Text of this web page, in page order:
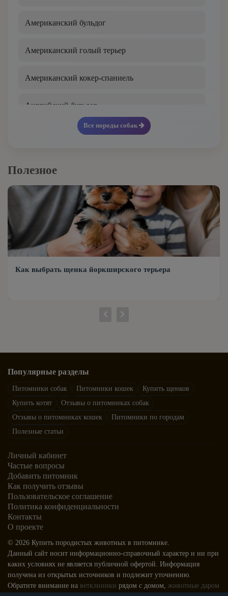
Бельгийский гриффон
Бернский зенненхунд
Бивер йорк
Бигль
Бишон фризе
Бостон-терьер
Бриар
Бульдог кампейро
Бультерьер
Веймаранер
Вельш-корги кардиган
Вельш-корги пемброк
Американский бульдог
Американский голый терьер
Американский кокер-спаниель
Английский бульдог
Английский кокер-спаниель
Английский сеттер
Английский спрингер-спаниель
Аппенцеллер зенненхунд
Аргентинский дог
Басенджи
Бассет-хаунд
Бедлингтон-терьер
Белая швейцарская овчарка
Бельгийский гриффон
Бергамская овчарка
Бернский зенненхунд
Бивер йорк
Бигль
Все породы собак
Полезное
Как выбрать щенка йоркширского терьера
Популярные разделы
Питомники собак Питомники кошек
Купить щенков
Купить котят
Отзывы о питомниках собак
Отзывы о питомниках кошек
Питомники по городам
Полезные статьи
Личный кабинет
Частые вопросы
Добавить питомник
Как получить отзывы
Пользовательское соглашение
Политика конфиденциальности
Контакты
О проекте
© 2026 Купить породистых животных в питомнике.
Данный сайт носит информационно-справочный характер и ни при
каких условиях не является публичной офертой. Информация
получена из открытых источников и подлежит уточнению.
Обратите внимание на ветклиники рядом с домом, животные даром